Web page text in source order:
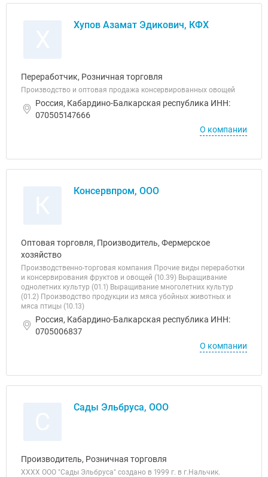
Хупов Азамат Эдикович, КФХ
Переработчик, Розничная торговля
Производство и оптовая продажа консервированных овощей
Россия, Кабардино-Балкарская республика ИНН:
070505147666
О компании
Консервпром, ООО
Оптовая торговля, Производитель, Фермерское
хозяйство
Производственно-торговая компания Прочие виды переработки
и консервирования фруктов и овощей (10.39) Выращивание
однолетних культур (01.1) Выращивание многолетних культур
(01.2) Производство продукции из мяса убойных животных и
мяса птицы (10.13)
Россия, Кабардино-Балкарская республика ИНН:
0705006837
О компании
Сады Эльбруса, ООО
Производитель, Розничная торговля
ХХХХ ООО "Сады Эльбруса" создано в 1999 г. в г.Нальчик.